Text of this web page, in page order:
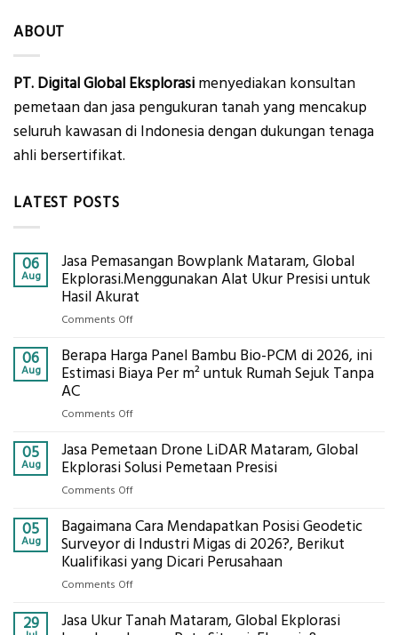
ABOUT
PT. Digital Global Eksplorasi menyediakan konsultan
pemetaan dan jasa pengukuran tanah yang mencakup
seluruh kawasan di Indonesia dengan dukungan tenaga
ahli bersertifikat.
LATEST POSTS
06
Aug
Jasa Pemasangan Bowplank Mataram, Global
Ekplorasi.Menggunakan Alat Ukur Presisi untuk
Hasil Akurat
Comments Offon
Pemasangan
Bowplank
Ukur
Presisi
untuk
Akurat
06
Aug
Berapa Harga Panel Bambu Bio-PCM di 2026, ini
Estimasi Biaya Per m² untuk Rumah Sejuk Tanpa
AC
Comments Offon
Harga
Panel
di
2026,
ini
Estimasi
Per
05
Aug
Jasa Pemetaan Drone LiDAR Mataram, Global
Ekplorasi Solusi Pemetaan Presisi
Comments Offon
Pemetaan
Drone
LiDAR
Mataram,
Solusi
05
Aug
Bagaimana Cara Mendapatkan Posisi Geodetic
Surveyor di Industri Migas di 2026?, Berikut
Kualifikasi yang Dicari Perusahaan
Comments Offon
Cara
29
Jasa Ukur Tanah Mataram, Global Ekplorasi